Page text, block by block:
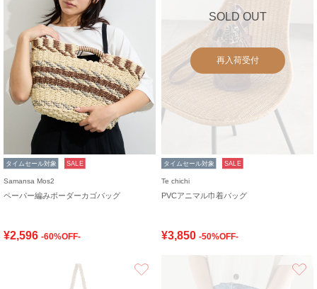
タイムセール対象 SALE
Samansa Mos2
ペーパー編みボーダーカゴバッグ
¥2,596 -60%OFF-
SOLD OUT
再入荷受付
タイムセール対象 SALE
Te chichi
PVCアニマル巾着バッグ
¥3,850 -50%OFF-